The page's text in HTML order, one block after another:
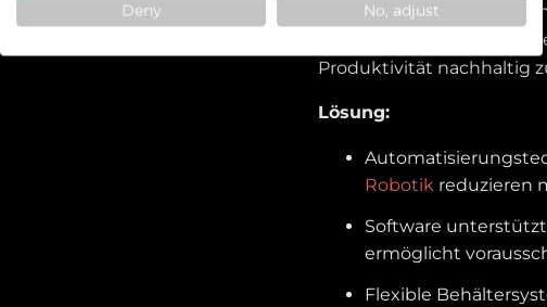
Ressourcen besser
Lagersystem hilft dabei,
Produktivität nachhaltig
Lösung:
Robotikreduzieren
Software
ermöglicht
Flexible
Deny No, adjust